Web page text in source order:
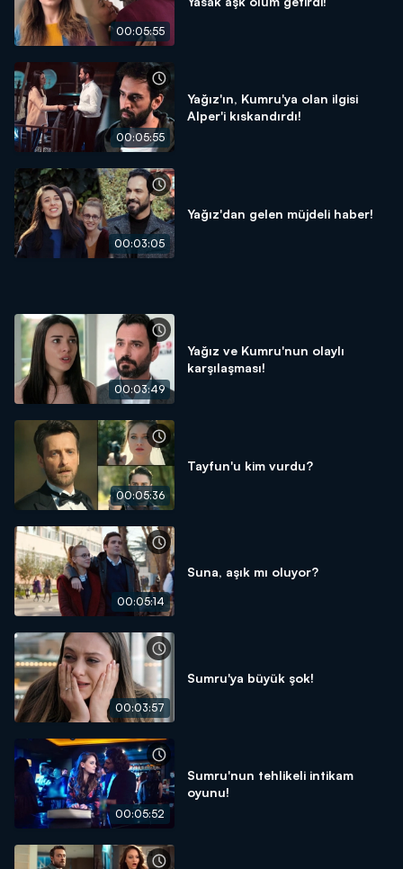
00:05:55
00:05:55
Yağız'ın, Kumru'ya olan ilgisi
Alper'i kıskandırdı!
00:03:05
Yağız'dan gelen müjdeli haber!
00:03:49
Yağız ve Kumru'nun olaylı
karşılaşması!
00:05:36
Tayfun'u kim vurdu?
00:05:14
Suna, aşık mı oluyor?
00:03:57
Sumru'ya büyük şok!
00:05:52
Sumru'nun tehlikeli intikam
oyunu!